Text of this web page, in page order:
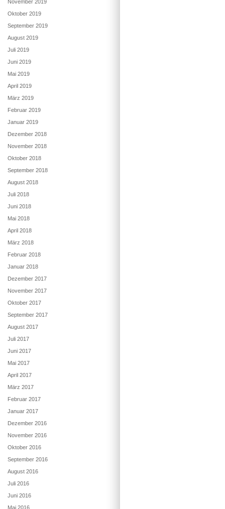
November 2019
Oktober 2019
September 2019
August 2019
Juli 2019
Juni 2019
Mai 2019
April 2019
März 2019
Februar 2019
Januar 2019
Dezember 2018
November 2018
Oktober 2018
September 2018
August 2018
Juli 2018
Juni 2018
Mai 2018
April 2018
März 2018
Februar 2018
Januar 2018
Dezember 2017
November 2017
Oktober 2017
September 2017
August 2017
Juli 2017
Juni 2017
Mai 2017
April 2017
März 2017
Februar 2017
Januar 2017
Dezember 2016
November 2016
Oktober 2016
September 2016
August 2016
Juli 2016
Juni 2016
Mai 2016